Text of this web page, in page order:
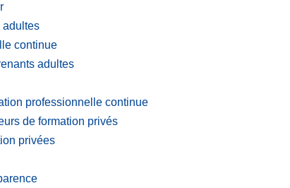
adultes
continue
adultes
professionnelle continue
de formation privés
privées